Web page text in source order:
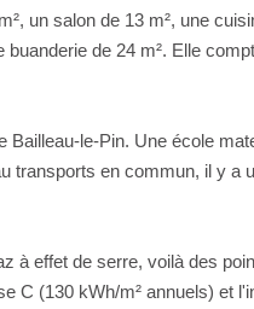
un salon de 13 m², une
de 24 m². Elle
le-Pin. Une école
transports en commun, il y a
à effet de serre, voilà des
C (130 kWh/m² annuels) et